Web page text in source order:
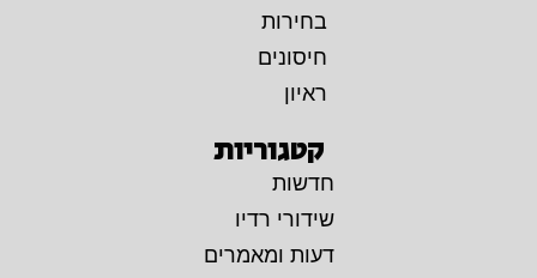
בחירות
חיסונים
ראיון
קטגוריות
חדשות
שידורי רדיו
דעות ומאמרים